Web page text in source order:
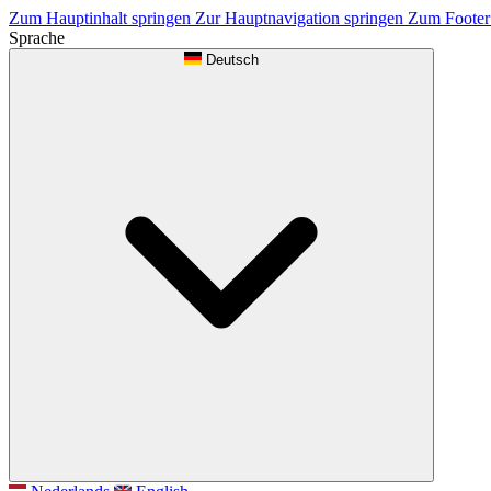
Zum Hauptinhalt springen Zur Hauptnavigation springen Zum
Sprache
Deutsch